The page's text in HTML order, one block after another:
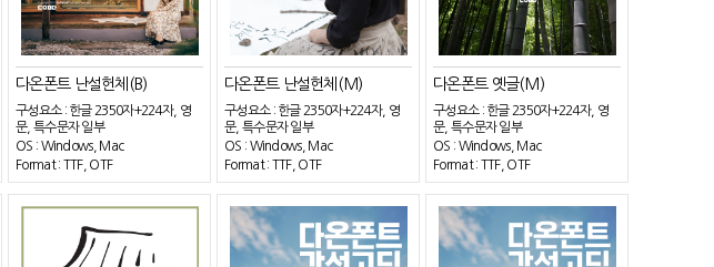
다온폰트 난설헌체(B)
구성요소 : 한글 2350자+224자, 영
문, 특수문자 일부
OS : Windows, Mac
Format : TTF, OTF
다온폰트 난설헌체(M)
구성요소 : 한글 2350자+224자, 영
문, 특수문자 일부
OS : Windows, Mac
Format : TTF, OTF
다온폰트 옛글(M)
구성요소 : 한글 2350자+224자, 영
문, 특수문자 일부
OS : Windows, Mac
Format : TTF, OTF